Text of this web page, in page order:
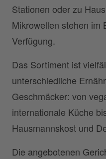
Stationen oder zu
Mikrowellen stehen im
Verfügung.
Das Sortiment ist
unterschiedliche
Geschmäcker: von
internationale Küche
Hausmannskost und
Die angebotenen